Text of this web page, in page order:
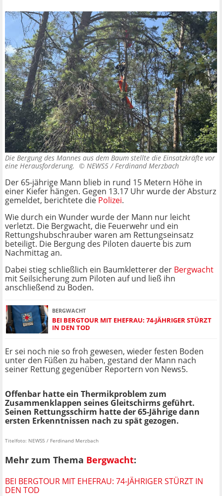
Die Bergung des Mannes aus dem Baum stellte die Einsatzkräfte vor
eine Herausforderung. © NEWS5 / Ferdinand Merzbach
Der 65-jährige Mann blieb in rund 15 Metern Höhe in
einer Kiefer hängen. Gegen 13.17 Uhr wurde der Absturz
gemeldet, berichtete die Polizei.
Wie durch ein Wunder wurde der Mann nur leicht
verletzt. Die Bergwacht, die Feuerwehr und ein
Rettungshubschrauber waren am Rettungseinsatz
beteiligt. Die Bergung des Piloten dauerte bis zum
Nachmittag an.
Dabei stieg schließlich ein Baumkletterer der Bergwacht
mit Seilsicherung zum Piloten auf und ließ ihn
anschließend zu Boden.
BERGWACHT
BEI BERGTOUR MIT EHEFRAU: 74-JÄHRIGER STÜRZT
IN DEN TOD
Er sei noch nie so froh gewesen, wieder festen Boden
unter den Füßen zu haben, gestand der Mann nach
seiner Rettung gegenüber Reportern von News5.
Offenbar hatte ein Thermikproblem zum
Zusammenklappen seines Gleitschirms geführt.
Seinen Rettungsschirm hatte der 65-Jährige dann
ersten Erkenntnissen nach zu spät gezogen.
Titelfoto: NEWS5 / Ferdinand Merzbach
Mehr zum Thema Bergwacht:
BEI BERGTOUR MIT EHEFRAU: 74-JÄHRIGER STÜRZT IN
DEN TOD